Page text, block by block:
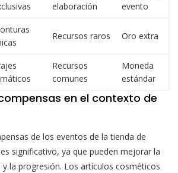
elaboración
evento
Recursos raros Oro extra
Recursos
comunes
Moneda
estándar
en el contexto de
de los eventos de la tienda de
significativo, ya que pueden mejorar la
la progresión. Los artículos cosméticos